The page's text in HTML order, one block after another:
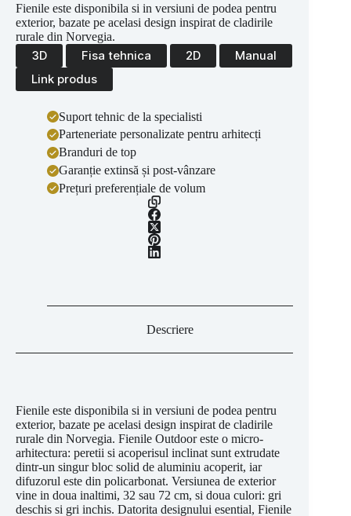
Fienile este disponibila si in versiuni de podea pentru
exterior, bazate pe acelasi design inspirat de cladirile
rurale din Norvegia.
3D Fisa tehnica 2D
Manual
Link produs
Suport tehnic de la specialisti
Parteneriate personalizate pentru arhitecți
Branduri de top
Garanție extinsă și post-vânzare
Prețuri preferențiale de volum
Descriere
Fienile este disponibila si in versiuni de podea pentru
exterior, bazate pe acelasi design inspirat de cladirile
rurale din Norvegia. Fienile Outdoor este o micro-
arhitectura: peretii si acoperisul inclinat sunt extrudate
dintr-un singur bloc solid de aluminiu acoperit, iar
difuzorul este din policarbonat. Versiunea de exterior
vine in doua inaltimi, 32 sau 72 cm, si doua culori: gri
deschis si gri inchis. Datorita designului esential, Fienile